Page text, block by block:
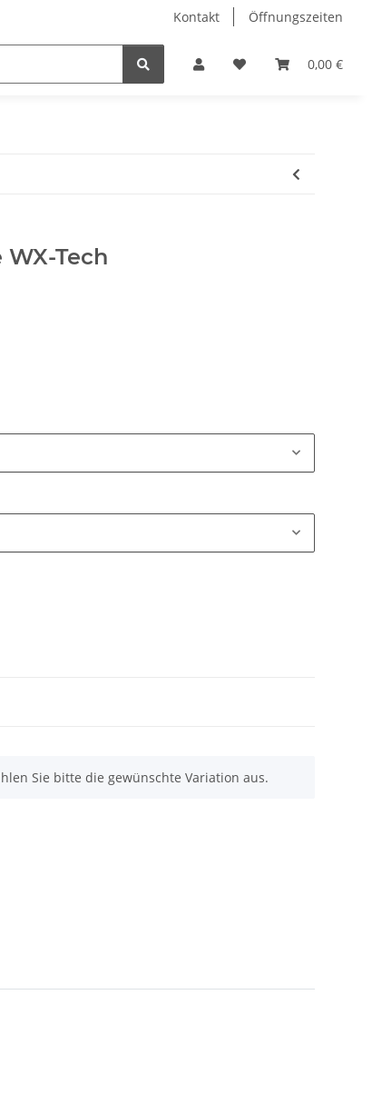
Kontakt Öffnungszeiten
0,00 €
Horse Dienstleistungen Geschenkartikel &
Tech
Sie bitte die gewünschte Variation aus.